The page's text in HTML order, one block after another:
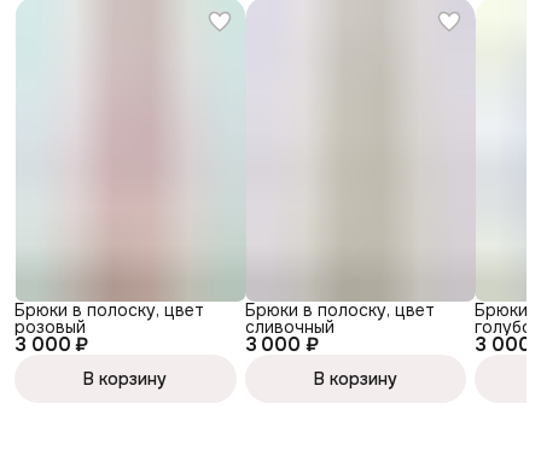
3 000 ₽
Брюки в полоску, цвет
розовый
В корзину
3 000 ₽
Брюки в полоску, цвет
сливочный
В корзину
3 000
Брюки
голубой